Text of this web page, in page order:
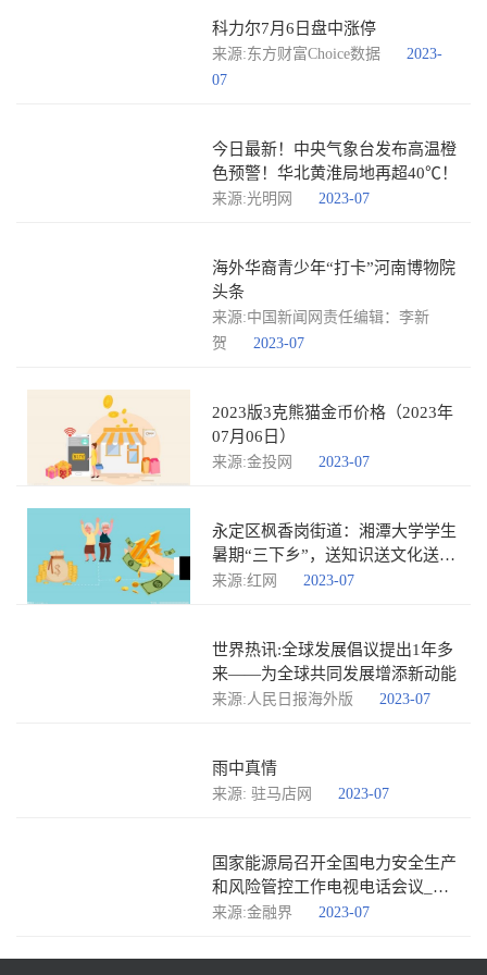
科力尔7月6日盘中涨停
来源:东方财富Choice数据
2023-
07
今日最新！中央气象台发布高温橙
色预警！华北黄淮局地再超40℃！
来源:光明网 2023-07
海外华裔青少年“打卡”河南博物院
头条
来源:中国新闻网责任编辑：李新
贺
2023-07
2023版3克熊猫金币价格（2023年
07月06日）
来源:金投网 2023-07
永定区枫香岗街道：湘潭大学学生
暑期“三下乡”，送知识送文化送温
暖 世界热文
来源:红网 2023-07
世界热讯:全球发展倡议提出1年多
来——为全球共同发展增添新动能
来源:人民日报海外版 2023-07
雨中真情
来源: 驻马店网 2023-07
国家能源局召开全国电力安全生产
和风险管控工作电视电话会议_播
报
来源:金融界 2023-07